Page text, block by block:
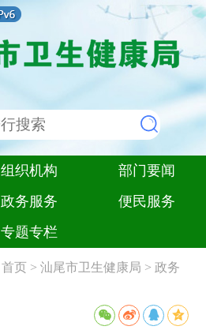
组织机构
部门要闻
政务服务
便民服务
专题专栏
首页 > 汕尾市卫生健康局 > 政务